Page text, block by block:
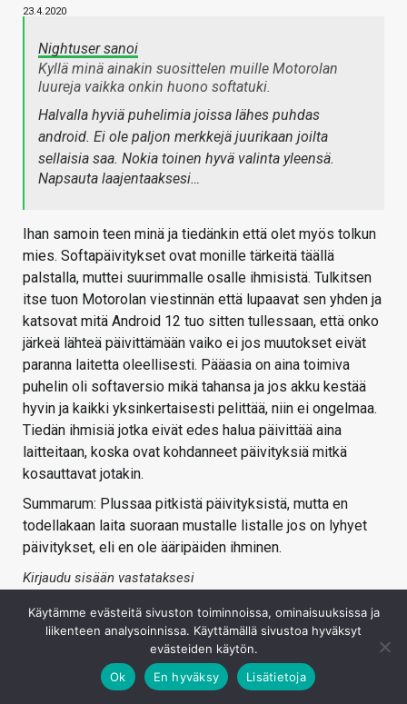
23.4.2020
Nightuser sanoi
Kyllä minä ainakin suosittelen muille Motorolan
luureja vaikka onkin huono softatuki.
Halvalla hyviä puhelimia joissa lähes puhdas
android. Ei ole paljon merkkejä juurikaan joilta
sellaisia saa. Nokia toinen hyvä valinta yleensä.
Napsauta laajentaaksesi…
Ihan samoin teen minä ja tiedänkin että olet myös tolkun
mies. Softapäivitykset ovat monille tärkeitä täällä
palstalla, muttei suurimmalle osalle ihmisistä. Tulkitsen
itse tuon Motorolan viestinnän että lupaavat sen yhden ja
katsovat mitä Android 12 tuo sitten tullessaan, että onko
järkeä lähteä päivittämään vaiko ei jos muutokset eivät
paranna laitetta oleellisesti. Pääasia on aina toimiva
puhelin oli softaversio mikä tahansa ja jos akku kestää
hyvin ja kaikki yksinkertaisesti pelittää, niin ei ongelmaa.
Tiedän ihmisiä jotka eivät edes halua päivittää aina
laitteitaan, koska ovat kohdanneet päivityksiä mitkä
kosauttavat jotakin.
Summarum: Plussaa pitkistä päivityksistä, mutta en
todellakaan laita suoraan mustalle listalle jos on lyhyet
päivitykset, eli en ole ääripäiden ihminen.
Kirjaudu sisään vastataksesi
Käytämme evästeitä sivuston toiminnoissa, ominaisuuksissa ja
liikenteen analysoinnissa. Käyttämällä sivustoa hyväksyt
evästeiden käytön.
Ok
En hyväksy Lisätietoja